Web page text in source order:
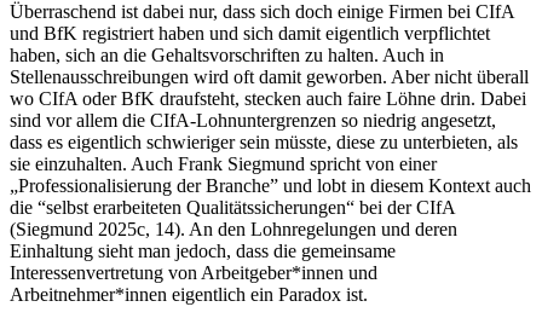
Überraschend ist dabei nur, dass sich doch einige Firmen bei CIfA
und BfK registriert haben und sich damit eigentlich verpflichtet
haben, sich an die Gehaltsvorschriften zu halten. Auch in
Stellenausschreibungen wird oft damit geworben. Aber nicht überall
wo CIfA oder BfK draufsteht, stecken auch faire Löhne drin. Dabei
sind vor allem die CIfA-Lohnuntergrenzen so niedrig angesetzt,
dass es eigentlich schwieriger sein müsste, diese zu unterbieten, als
sie einzuhalten. Auch Frank Siegmund spricht von einer
„Professionalisierung der Branche” und lobt in diesem Kontext auch
die “selbst erarbeiteten Qualitätssicherungen“ bei der CIfA
(Siegmund 2025c, 14). An den Lohnregelungen und deren
Einhaltung sieht man jedoch, dass die gemeinsame
Interessenvertretung von Arbeitgeber*innen und
Arbeitnehmer*innen eigentlich ein Paradox ist.